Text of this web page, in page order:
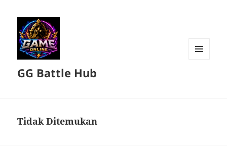
GG Battle Hub
Tidak Ditemukan